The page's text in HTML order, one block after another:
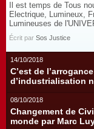
Il est temps de Tous
Electrique, Lumineux,
Lumineuses de
Écrit par Sos Justice
14/10/2018
C’est de
d’industrialisation
08/10/2018
Changement de
monde par Marc